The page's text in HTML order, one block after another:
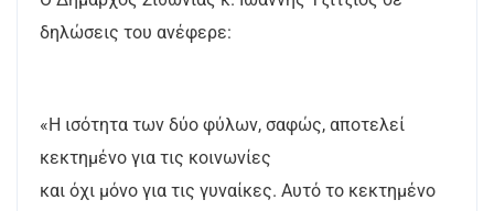
δηλώσεις του ανέφερε:
«Η ισότητα των δύο φύλων, σαφώς, αποτελεί
κεκτημένο για τις κοινωνίες
και όχι μόνο για τις γυναίκες. Αυτό το κεκτημένο